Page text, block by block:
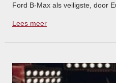
Ford B-Max als veiligste, door
Lees meer